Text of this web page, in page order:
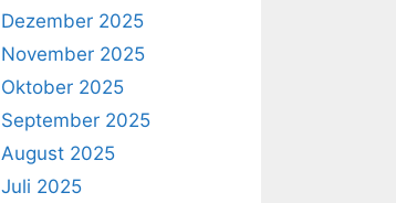
Dezember 2025
November 2025
Oktober 2025
September 2025
August 2025
Juli 2025